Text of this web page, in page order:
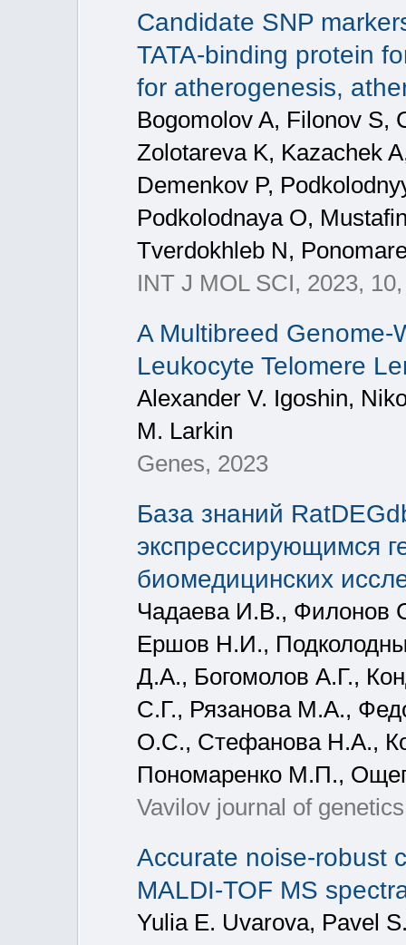
Candidate SNP
TATA-binding protein
for atherogenesis,
Bogomolov A, Filonov S,
Zolotareva K, Kazachek
Demenkov P,
Podkolodnaya O,
Tverdokhleb N,
INT J MOL SCI, 2023,
A Multibreed Genome-
Leukocyte Telomere
Alexander V. Igoshin,
M. Larkin
Genes, 2023
База знаний
экспрессирующимся
биомедицинских
Чадаева И.В., Филонов
Ершов Н.И.,
Д.А., Богомолов А.Г.,
С.Г., Рязанова М.А.,
О.С., Стефанова Н.А.,
Пономаренко М.П.,
Vavilov journal of
Accurate noise-robust
MALDI-TOF MS
Yulia E. Uvarova, Pavel